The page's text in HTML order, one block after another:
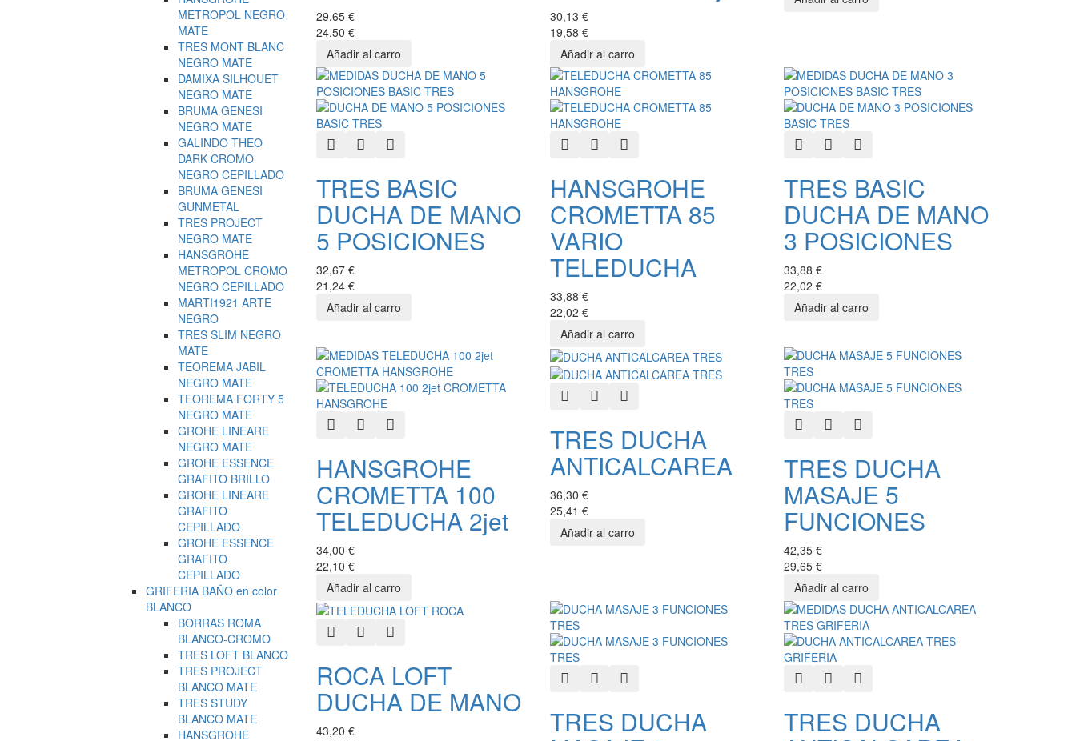
29,65 €
24,50 €
30,13 €
19,58 €
Quick ViewAdd to Wishlist
Add to Compare
TRES BASIC
DUCHA DE MANO
5 POSICIONES
32,67 €
21,24 €
Quick ViewAdd to Wishlist
Add to Compare
HANSGROHE
CROMETTA 85
VARIO
TELEDUCHA
33,88 €
22,02 €
Quick ViewAdd to Wishlist
TRES BASIC
DUCHA DE MANO
3 POSICIONES
33,88 €
22,02 €
Quick ViewAdd to Wishlist
Add to Compare
HANSGROHE
CROMETTA 100
TELEDUCHA 2jet
34,00 €
22,10 €
Quick ViewAdd to Wishlist
Add to Compare
TRES DUCHA
ANTICALCAREA
36,30 €
25,41 €
Quick ViewAdd to Wishlist
TRES DUCHA
MASAJE 5
FUNCIONES
42,35 €
29,65 €
Quick ViewAdd to Wishlist
Add to Compare
ROCA LOFT
DUCHA DE MANO
43,20 €
Quick ViewAdd to Wishlist
Add to Compare
TRES DUCHA
Quick ViewAdd to Wishlist
TRES DUCHA
METROPOL NEGRO
MATE
TRES MONT BLANC
NEGRO MATE
DAMIXA SILHOUET
NEGRO MATE
BRUMA GENESI
NEGRO MATE
GALINDO THEO
DARK CROMO
NEGRO CEPILLADO
BRUMA GENESI
GUNMETAL
TRES PROJECT
NEGRO MATE
HANSGROHE
METROPOL CROMO
NEGRO CEPILLADO
MARTI1921 ARTE
NEGRO
TRES SLIM NEGRO
MATE
TEOREMA JABIL
NEGRO MATE
TEOREMA FORTY 5
NEGRO MATE
GROHE LINEARE
NEGRO MATE
GROHE ESSENCE
GRAFITO BRILLO
GROHE LINEARE
GRAFITO
CEPILLADO
GROHE ESSENCE
GRAFITO
CEPILLADO
GRIFERIA BAÑO en color
BLANCO
BORRAS ROMA
BLANCO-CROMO
TRES LOFT BLANCO
TRES PROJECT
BLANCO MATE
TRES STUDY
BLANCO MATE
HANSGROHE